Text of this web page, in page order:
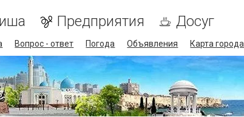
Предприятия Досуг
Вопрос - ответ Погода Объявления Карта города